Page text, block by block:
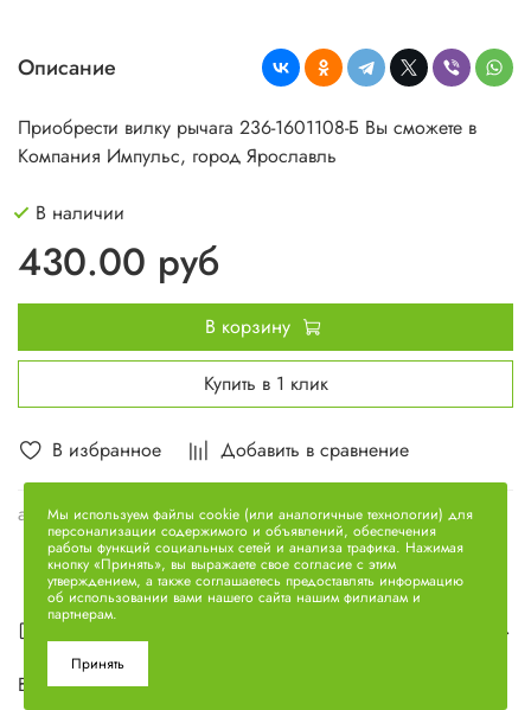
В избранное Добавить в сравнение
арт.236-1601108-Б
Описание
Приобрести вилку рычага 236-1601108-Б Вы сможете в
Компания Импульс, город Ярославль
В наличии
430.00 руб
В корзину
Купить в 1 клик
Описание
Вилка рычага 236-1601108-Б
Мы используем файлы cookie (или аналогичные технологии) для
персонализации содержимого и объявлений, обеспечения
работы функций социальных сетей и анализа трафика. Нажимая
кнопку «Принять», вы выражаете свое согласие с этим
утверждением, а также соглашаетесь предоставлять информацию
об использовании вами нашего сайта нашим филиалам и
партнерам.
Принять